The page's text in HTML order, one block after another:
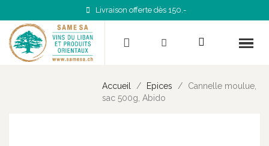
Livraison offerte dès 150.-
Accueil Epices
Cannelle moulue,
sac 500g, Abido